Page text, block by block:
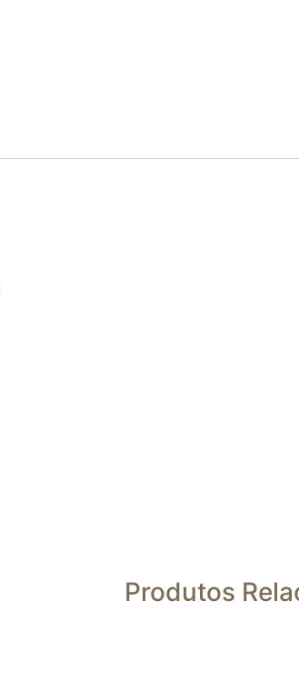
Produtos